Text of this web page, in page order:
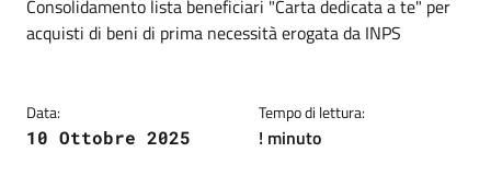
Dettagli
Consolidamento lista beneficiari "Carta dedicata a te" per
acquisti di beni di prima necessità erogata da INPS
Data:
10 Ottobre 2025
Tempo di lettura:
! minuto